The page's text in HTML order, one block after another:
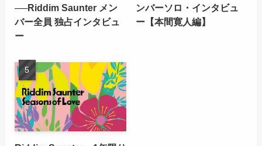
──Riddim Saunter メン
バー全員 独占インタビュ
ー
ンバーソロ・インタビュ
ー【本間寛人編】